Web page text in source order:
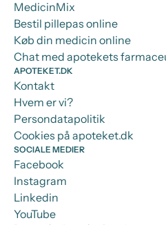
MedicinMix
Bestil pillepas online
Køb din medicin online
Chat med apotekets
APOTEKET.DK
Kontakt
Hvem er vi?
Persondatapolitik
Cookies på apoteket.dk
SOCIALE MEDIER
Facebook
Instagram
Linkedin
YouTube